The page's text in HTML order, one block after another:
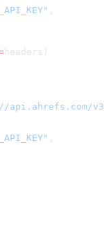
,
headers )
api.ahrefs.com/
,